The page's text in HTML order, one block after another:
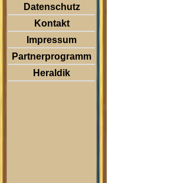
Datenschutz
Kontakt
Impressum
Partnerprogramm
Heraldik